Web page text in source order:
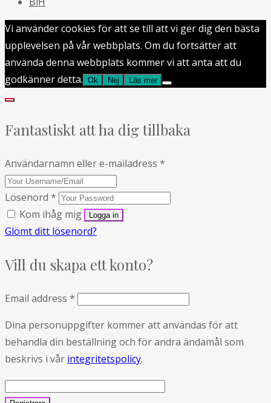
Vi använder cookies för att se till att vi ger dig den bästa
upplevelsen på vår webbplats. Om du fortsätter att
använda denna webbplats kommer vi att anta att du
godkänner detta. Ok Nej Läs mer
Fantastiskt att ha dig tillbaka
Användarnamn eller e-mailadress *
Lösenord *
Kom ihåg mig
Glömt ditt lösenord?
Vill du skapa ett konto?
Email address *
Dina personuppgifter kommer att användas för att
behandla din beställning och för andra ändamål som
beskrivs i vår integritetspolicy.